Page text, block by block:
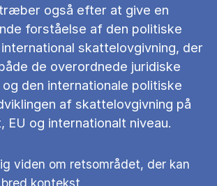
også efter at give en
forståelse af den politiske
skattelovgivning, der
de overordnede juridiske
den internationale politiske
af skattelovgivning på
EU og internationalt niveau.
viden om retsområdet, der kan